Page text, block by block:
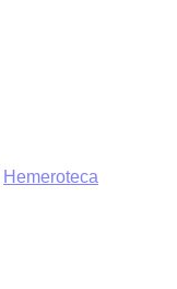
Hemeroteca